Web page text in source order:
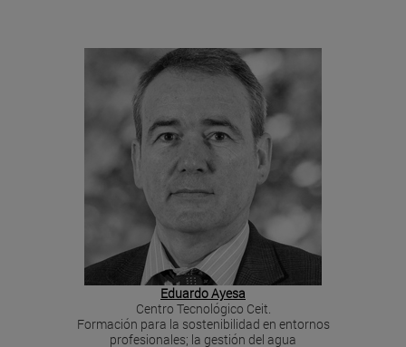
Eduardo Ayesa
Centro Tecnológico Ceit.
Formación para la sostenibilidad en entornos
profesionales; la gestión del agua